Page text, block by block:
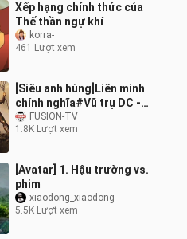
Xếp hạng chính thức của
Thế thần ngự khí
korra-
461 Lượt xem
[Siêu anh hùng]Liên minh
chính nghĩa#Vũ trụ DC -
Zack Snyder
FUSION-TV
1.8K Lượt xem
[Avatar] 1. Hậu trường vs.
phim
xiaodong_xiaodong
5.5K Lượt xem